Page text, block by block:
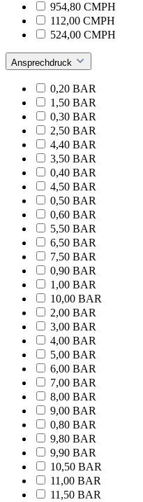
954,80 CMPH
112,00 CMPH
524,00 CMPH
Ansprechdruck
0,20 BAR
1,50 BAR
0,30 BAR
2,50 BAR
4,40 BAR
3,50 BAR
0,40 BAR
4,50 BAR
0,50 BAR
0,60 BAR
5,50 BAR
6,50 BAR
7,50 BAR
0,90 BAR
1,00 BAR
10,00 BAR
2,00 BAR
3,00 BAR
4,00 BAR
5,00 BAR
6,00 BAR
7,00 BAR
8,00 BAR
9,00 BAR
0,80 BAR
9,80 BAR
9,90 BAR
10,50 BAR
11,00 BAR
11,50 BAR